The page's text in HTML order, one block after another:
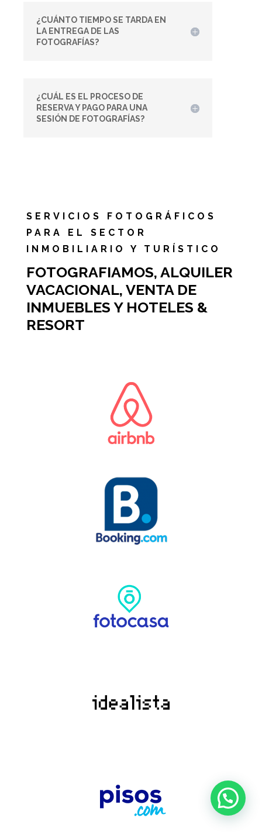
¿CUÁNTO TIEMPO SE TARDA EN
LA ENTREGA DE LAS
FOTOGRAFÍAS?
¿CUÁL ES EL PROCESO DE
RESERVA Y PAGO PARA UNA
SESIÓN DE FOTOGRAFÍAS?
SERVICIOS FOTOGRÁFICOS
PARA EL SECTOR
INMOBILIARIO Y TURÍSTICO
FOTOGRAFIAMOS, ALQUILER
VACACIONAL, VENTA DE
INMUEBLES Y HOTELES &
RESORT